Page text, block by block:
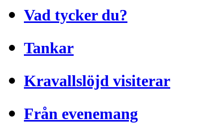
Vad tycker du?
Tankar
Kravallslöjd visiterar
Från evenemang